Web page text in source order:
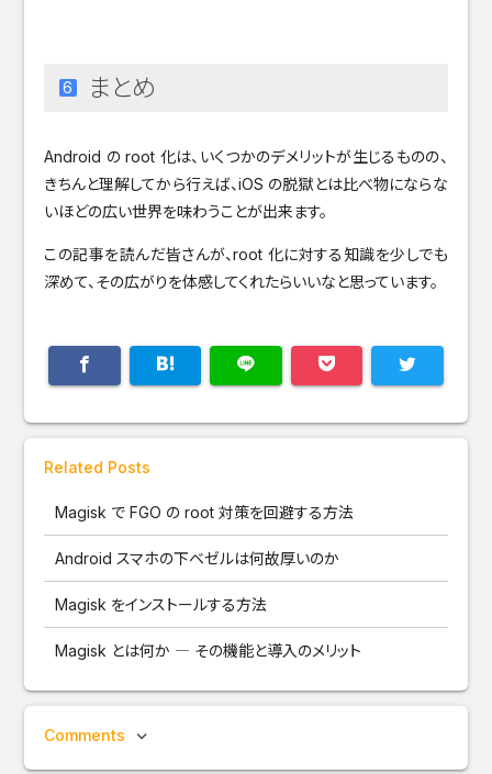
まとめ
Android の root 化は、いくつかのデメリットが生じるものの、
きちんと理解してから行えば、iOS の脱獄とは比べ物にならな
いほどの広い世界を味わうことが出来ます。
この記事を読んだ皆さんが、root 化に対する知識を少しでも
深めて、その広がりを体感してくれたらいいなと思っています。
Related Posts
Magisk で FGO の root 対策を回避する方法
Android スマホの下ベゼルは何故厚いのか
Magisk をインストールする方法
Magisk とは何か ― その機能と導入のメリット
Comments